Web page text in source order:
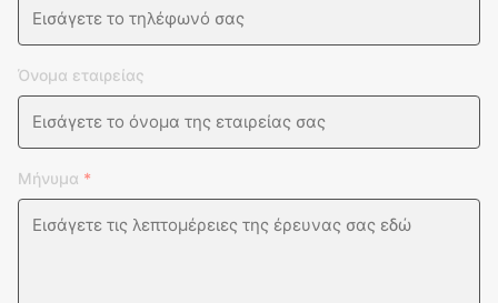
Όνομα εταιρείας
Μήνυμα *